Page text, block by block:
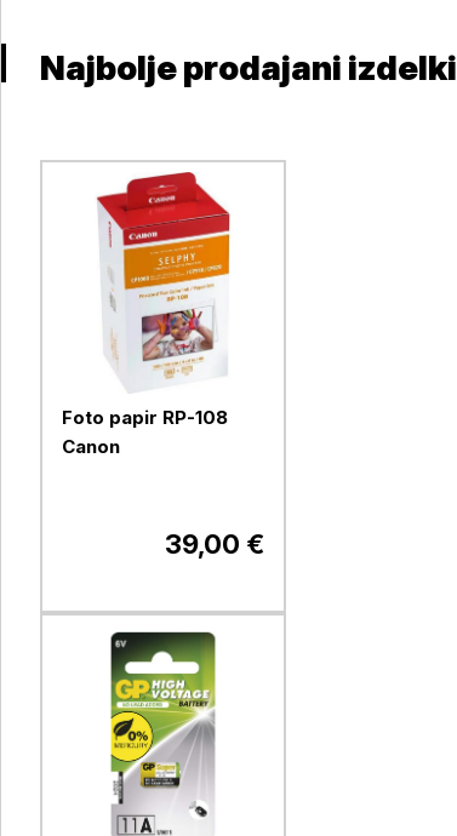
Najbolje prodajani izdelki
Foto papir RP-108
Canon
39,00 €